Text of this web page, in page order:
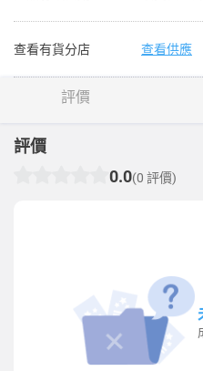
查看有貨分店 查看供應
評價
評價
0.0(0 評價)